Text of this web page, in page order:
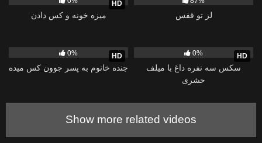
HD
میزه خونه و کس دادن لز تو قفس
HD
0%
جنده خانوم به پسر جوون کس میده
HD
0%
سکس سه نفره داغ با میلف
حشری
Show more related videos